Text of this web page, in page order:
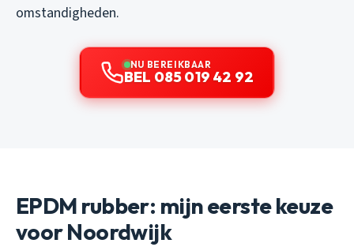
omstandigheden.
NU BEREIKBAAR
BEL 085 019 42 92
EPDM rubber: mijn eerste keuze
voor Noordwijk